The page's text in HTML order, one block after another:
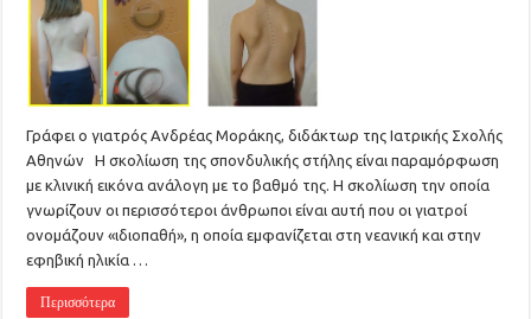
Γράφει ο γιατρός Ανδρέας Μοράκης, διδάκτωρ της Ιατρικής Σχολής
Αθηνών Η σκολίωση της σπονδυλικής στήλης είναι παραμόρφωση
με κλινική εικόνα ανάλογη με το βαθμό της. Η σκολίωση την οποία
γνωρίζουν οι περισσότεροι άνθρωποι είναι αυτή που οι γιατροί
ονομάζουν «ιδιοπαθή», η οποία εμφανίζεται στη νεανική και στην
εφηβική ηλικία …
Περισσότερα